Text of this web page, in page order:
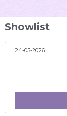
Showlist
24-05-2026